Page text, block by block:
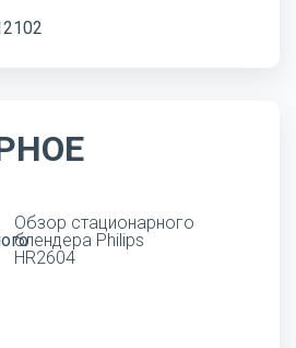
Обзор стационарного
блендера Philips
HR2604